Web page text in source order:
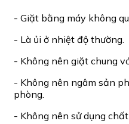
- Giặt bằng máy không
- Là ủi ở nhiệt độ thường.
- Không nên giặt chung
- Không nên ngâm sản
phòng.
- Không nên sử dụng